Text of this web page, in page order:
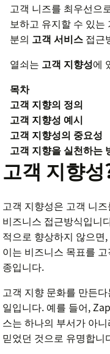
고객 니즈를 최우선으
보하고 유지할 수 있는
분의 고객 서비스 접근
열쇠는 고객 지향성에
목차
고객 지향의 정의
고객 지향성 예시
고객 지향성의 중요성
고객 지향을 실천하는
고객 지향성
고객 지향성은 고객 니
비즈니스 접근방식입니
적으로 향상하지 않으면
이는 비즈니스 목표를
종입니다.
고객 지향 문화를 만든
일입니다. 예를 들어,
스는 하나의 부서가 아
믿었던 것으로 유명합니